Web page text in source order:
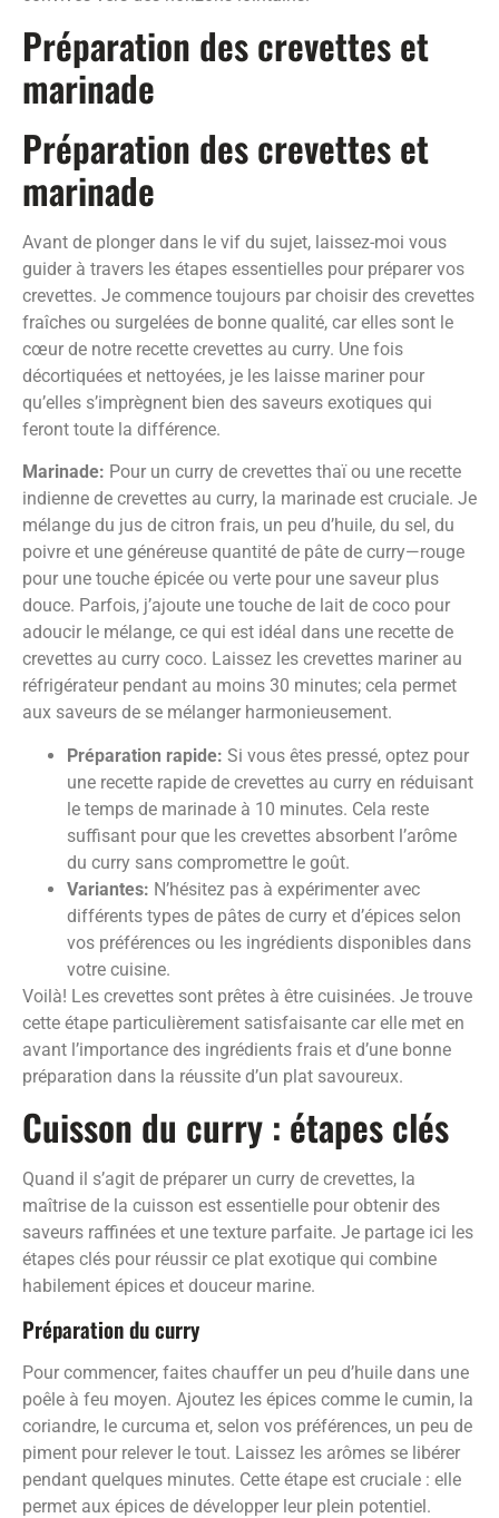
Préparation des crevettes et
marinade
Préparation des crevettes et
marinade
Avant de plonger dans le vif du sujet, laissez-moi vous
guider à travers les étapes essentielles pour préparer vos
crevettes. Je commence toujours par choisir des crevettes
fraîches ou surgelées de bonne qualité, car elles sont le
cœur de notre recette crevettes au curry. Une fois
décortiquées et nettoyées, je les laisse mariner pour
qu’elles s’imprègnent bien des saveurs exotiques qui
feront toute la différence.
Marinade: Pour un curry de crevettes thaï ou une recette
indienne de crevettes au curry, la marinade est cruciale. Je
mélange du jus de citron frais, un peu d’huile, du sel, du
poivre et une généreuse quantité de pâte de curry—rouge
pour une touche épicée ou verte pour une saveur plus
douce. Parfois, j’ajoute une touche de lait de coco pour
adoucir le mélange, ce qui est idéal dans une recette de
crevettes au curry coco. Laissez les crevettes mariner au
réfrigérateur pendant au moins 30 minutes; cela permet
aux saveurs de se mélanger harmonieusement.
Préparation rapide: Si vous êtes pressé, optez pour
une recette rapide de crevettes au curry en réduisant
le temps de marinade à 10 minutes. Cela reste
suffisant pour que les crevettes absorbent l’arôme
du curry sans compromettre le goût.
Variantes: N’hésitez pas à expérimenter avec
différents types de pâtes de curry et d’épices selon
vos préférences ou les ingrédients disponibles dans
votre cuisine.
Voilà! Les crevettes sont prêtes à être cuisinées. Je trouve
cette étape particulièrement satisfaisante car elle met en
avant l’importance des ingrédients frais et d’une bonne
préparation dans la réussite d’un plat savoureux.
Cuisson du curry : étapes clés
Quand il s’agit de préparer un curry de crevettes, la
maîtrise de la cuisson est essentielle pour obtenir des
saveurs raffinées et une texture parfaite. Je partage ici les
étapes clés pour réussir ce plat exotique qui combine
habilement épices et douceur marine.
Préparation du curry
Pour commencer, faites chauffer un peu d’huile dans une
poêle à feu moyen. Ajoutez les épices comme le cumin, la
coriandre, le curcuma et, selon vos préférences, un peu de
piment pour relever le tout. Laissez les arômes se libérer
pendant quelques minutes. Cette étape est cruciale : elle
permet aux épices de développer leur plein potentiel.